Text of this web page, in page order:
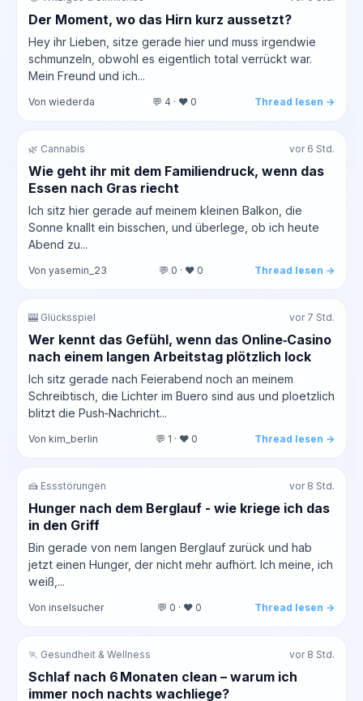
Der Moment, wo das Hirn kurz aussetzt?
Hey ihr Lieben, sitze gerade hier und muss irgendwie
schmunzeln, obwohl es eigentlich total verrückt war.
Mein Freund und ich...
Von wiederda 💬 4 · ❤️ 0 Thread lesen →
🌿 Cannabis vor 6 Std.
Wie geht ihr mit dem Familiendruck, wenn das
Essen nach Gras riecht
Ich sitz hier gerade auf meinem kleinen Balkon, die
Sonne knallt ein bisschen, und überlege, ob ich heute
Abend zu...
Von yasemin_23 💬 0 · ❤️ 0 Thread lesen →
🎰 Glücksspiel vor 7 Std.
Wer kennt das Gefühl, wenn das Online‑Casino
nach einem langen Arbeitstag plötzlich lock
Ich sitz gerade nach Feierabend noch an meinem
Schreibtisch, die Lichter im Buero sind aus und ploetzlich
blitzt die Push‑Nachricht...
Von kim_berlin 💬 1 · ❤️ 0 Thread lesen →
🍰 Essstörungen vor 8 Std.
Hunger nach dem Berglauf - wie kriege ich das
in den Griff
Bin gerade von nem langen Berglauf zurück und hab
jetzt einen Hunger, der nicht mehr aufhört. Ich meine, ich
weiß,...
Von inselsucher 💬 0 · ❤️ 0 Thread lesen →
🏃 Gesundheit & Wellness vor 8 Std.
Schlaf nach 6 Monaten clean – warum ich
immer noch nachts wachliege?